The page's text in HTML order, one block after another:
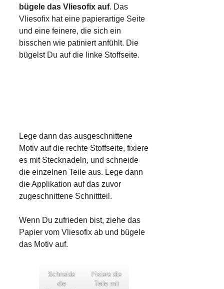
bügele das Vliesofix auf. Das
Vliesofix hat eine papierartige Seite
und eine feinere, die sich ein
bisschen wie patiniert anfühlt. Die
bügelst Du auf die linke Stoffseite.
Lege dann das ausgeschnittene
Motiv auf die rechte Stoffseite, fixiere
es mit Stecknadeln, und schneide
die einzelnen Teile aus. Lege dann
die Applikation auf das zuvor
zugeschnittene Schnittteil.
Wenn Du zufrieden bist, ziehe das
Papier vom Vliesofix ab und bügele
das Motiv auf.
Schneide
die
Fixiere die
Teile mit